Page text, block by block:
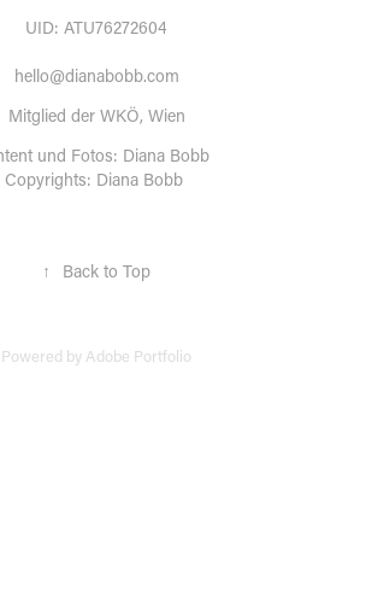
UID: ATU76272604
hello@dianabobb.com
Mitglied der WKÖ, Wien
und Fotos: Diana Bobb
Copyrights: Diana Bobb
↑ Back to Top
Powered by Adobe Portfolio